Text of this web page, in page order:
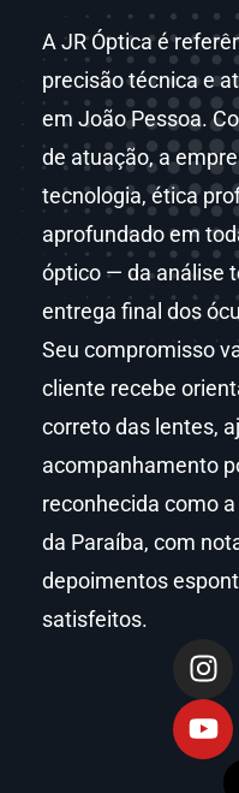
A JR Óptica é
precisão técnica e
em João Pessoa.
de atuação, a
tecnologia, ética
aprofundado em
óptico — da análise
entrega final dos
Seu compromisso
cliente recebe
correto das lentes,
acompanhamento
reconhecida como
da Paraíba, com
depoimentos
satisfeitos.